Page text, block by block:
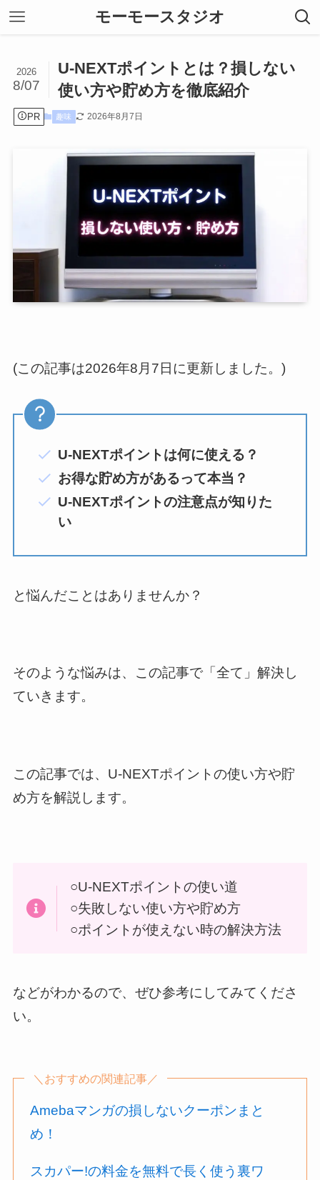
モーモースタジオ
U-NEXTポイントとは？損しない
使い方や貯め方を徹底紹介
2026
8/07
PR 趣味 2026年8月7日
(この記事は2026年8月7日に更新しました。)
U-NEXTポイントは何に使える？
お得な貯め方があるって本当？
U-NEXTポイントの注意点が知りた
い
と悩んだことはありませんか？
そのような悩みは、この記事で「全て」解決し
ていきます。
この記事では、U-NEXTポイントの使い方や貯
め方を解説します。
○U-NEXTポイントの使い道
○失敗しない使い方や貯め方
○ポイントが使えない時の解決方法
などがわかるので、ぜひ参考にしてみてくださ
い。
＼おすすめの関連記事／
Amebaマンガの損しないクーポンまと
め！
スカパー!の料金を無料で長く使う裏ワ